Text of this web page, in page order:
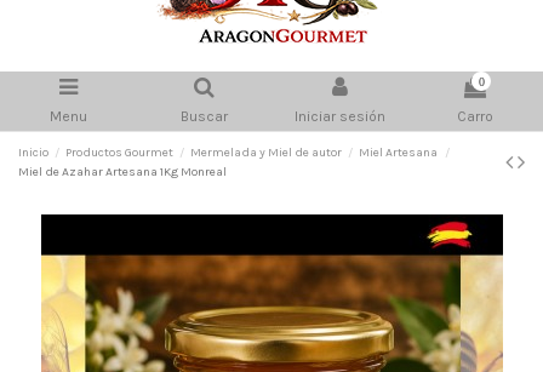
Menu Buscar Iniciar sesión
0
Carro
Inicio Productos Gourmet Mermelada y Miel de autor
Miel Artesana
Miel de Azahar Artesana 1Kg Monreal